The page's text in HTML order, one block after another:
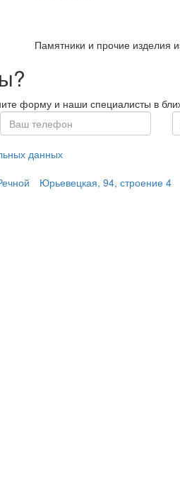
Памятники и прочие изделия
форму и наши специалисты в
данных
Юрьевецкая, 94, строение 4